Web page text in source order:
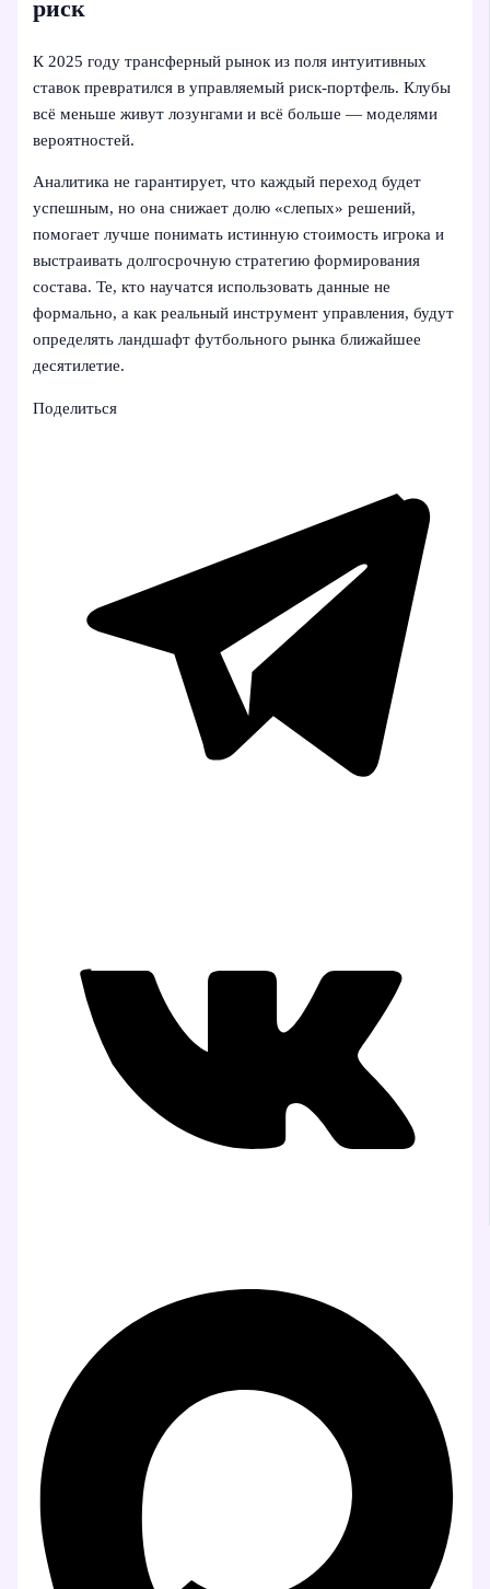
риск
К 2025 году трансферный рынок из поля интуитивных
ставок превратился в управляемый риск-портфель. Клубы
всё меньше живут лозунгами и всё больше — моделями
вероятностей.
Аналитика не гарантирует, что каждый переход будет
успешным, но она снижает долю «слепых» решений,
помогает лучше понимать истинную стоимость игрока и
выстраивать долгосрочную стратегию формирования
состава. Те, кто научатся использовать данные не
формально, а как реальный инструмент управления, будут
определять ландшафт футбольного рынка ближайшее
десятилетие.
Поделиться